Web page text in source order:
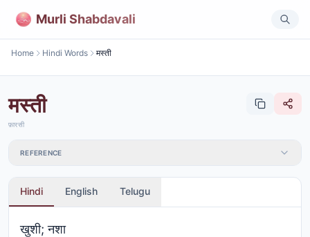
Murli Shabdavali
Home Hindi Words मस्ती
मस्ती
फ़ारसी
REFERENCE
Hindi English Telugu
खुशी; नशा